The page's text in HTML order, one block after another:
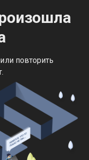
повторить